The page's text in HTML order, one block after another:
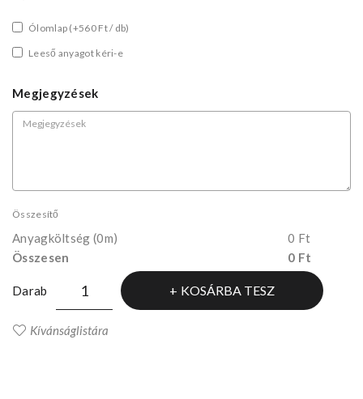
Ólomlap (+560 Ft / db)
Leeső anyagot kéri-e
Megjegyzések
Összesítő
Anyagköltség (0m)
0 Ft
Összesen
0 Ft
Darab KOSÁRBA TESZ
Kívánságlistára